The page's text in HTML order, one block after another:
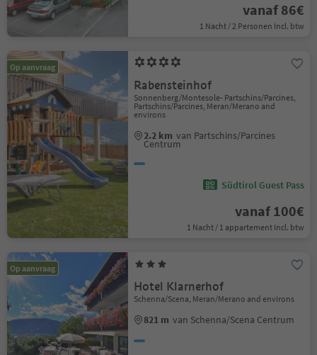
vanaf 86€
1 Nacht / 2 Personen Incl. btw
Op aanvraag
Rabensteinhof
Sonnenberg/Montesole- Partschins/Parcines,
Partschins/Parcines, Meran/Merano and
environs
2.2 km van Partschins/Parcines
Centrum
Südtirol Guest Pass
vanaf 100€
1 Nacht / 1 appartement Incl. btw
Op aanvraag
Hotel Klarnerhof
Schenna/Scena, Meran/Merano and environs
821 m van Schenna/Scena Centrum